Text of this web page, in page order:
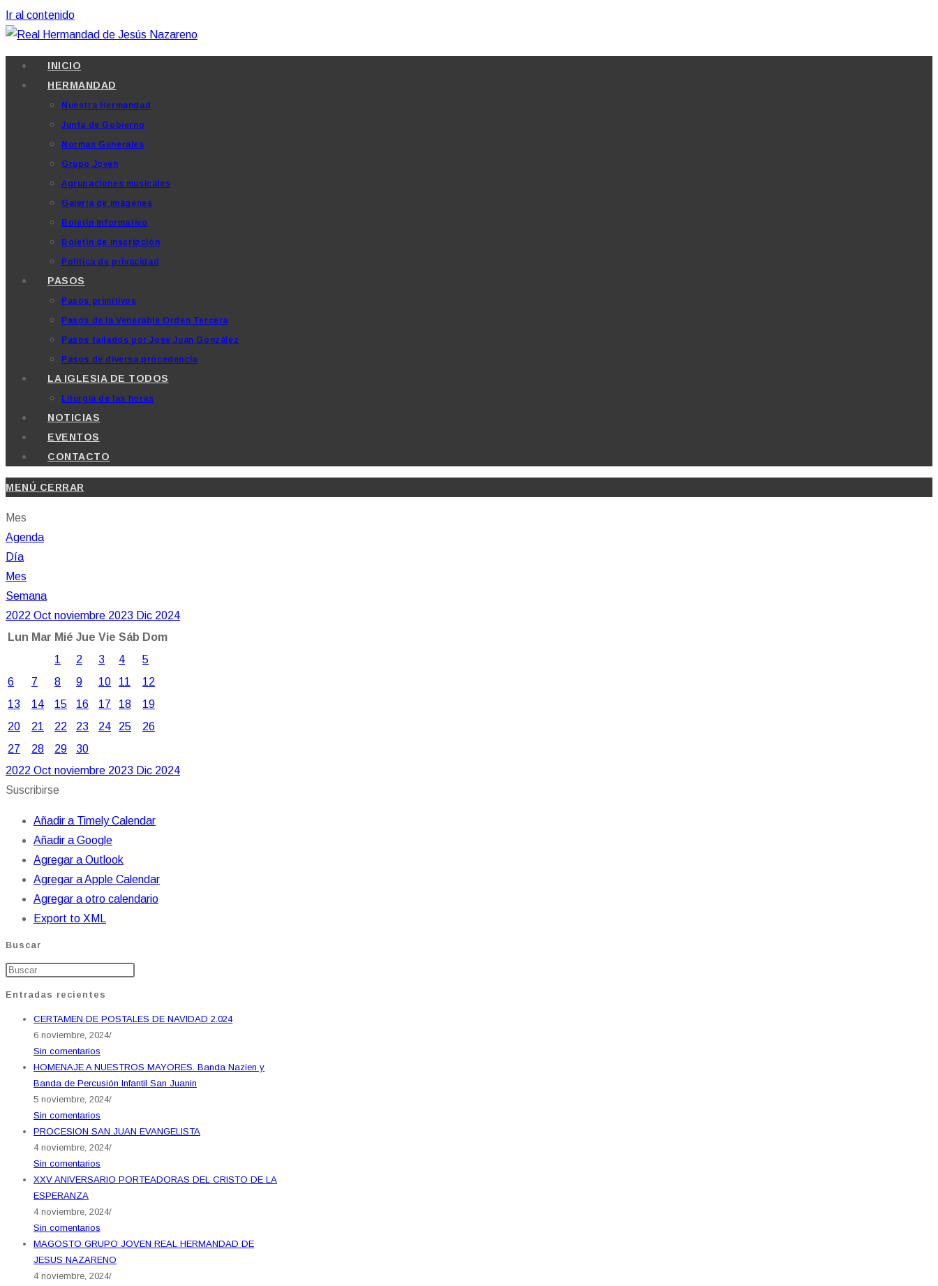
Ir al contenido
INICIO
HERMANDAD
Nuestra Hermandad
Junta de Gobierno
Normas Generales
Grupo Joven
Agrupaciones musicales
Galería de imágenes
Boletín Informativo
Boletín de inscripción
Política de privacidad
PASOS
Pasos primitivos
Pasos de la Venerable Orden Tercera
Pasos tallados por Jose Juan González
Pasos de diversa procedencia
LA IGLESIA DE TODOS
Liturgia de las horas
NOTICIAS
EVENTOS
CONTACTO
MENÚ CERRAR
Mes
Agenda
Día
Mes
Semana
2022 Oct noviembre 2023 Dic 2024
Lun Mar Mié Jue Vie Sáb Dom
1
2 3 4
5
6
7 8 9 10 11
12
13
14 15 16 17 18
19
20
21 22 23 24 25
26
27
28 29
30
2022 Oct noviembre 2023 Dic 2024
Suscribirse
Añadir a Timely Calendar
Añadir a Google
Agregar a Outlook
Agregar a Apple Calendar
Agregar a otro calendario
Export to XML
Buscar
Entradas recientes
CERTAMEN DE POSTALES DE NAVIDAD 2.024
6 noviembre, 2024/
Sin comentarios
HOMENAJE A NUESTROS MAYORES. Banda Nazien y
Banda de Percusión Infantil San Juanin
5 noviembre, 2024/
Sin comentarios
PROCESION SAN JUAN EVANGELISTA
4 noviembre, 2024/
Sin comentarios
XXV ANIVERSARIO PORTEADORAS DEL CRISTO DE LA
ESPERANZA
4 noviembre, 2024/
Sin comentarios
MAGOSTO GRUPO JOVEN REAL HERMANDAD DE
JESUS NAZARENO
4 noviembre, 2024/